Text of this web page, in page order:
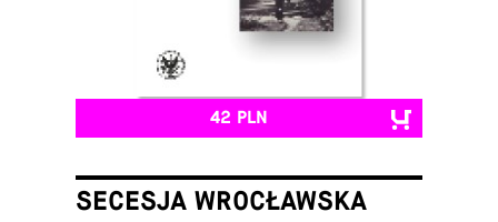
42 PLN
SECESJA WROCŁAWSKA